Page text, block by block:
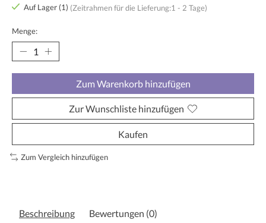
Auf Lager (1) (Zeitrahmen für die Lieferung:1 - 2 Tage)
Menge:
Zum Warenkorb hinzufügen
Zur Wunschliste hinzufügen
Kaufen
Zum Vergleich hinzufügen
Beschreibung Bewertungen (0)